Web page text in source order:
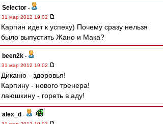
Selector -
31 мар 2012 19:02
Карпин идет к успеху) Почему сразу нельзя
было выпустить Жано и Мака?
been2k -
31 мар 2012 19:02
Диканю - здоровья!
Карпину - нового тренера!
лаюшкину - гореть в аду!
alex_d -